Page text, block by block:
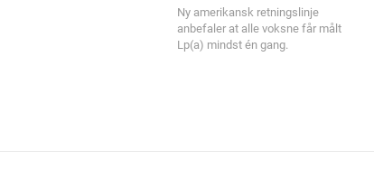
Ny amerikansk retningslinje
anbefaler at alle voksne får målt
Lp(a) mindst én gang.